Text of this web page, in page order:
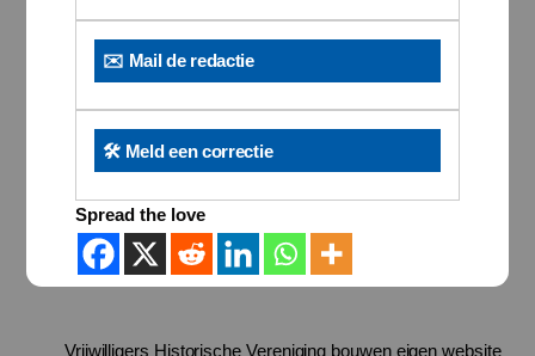
✉️ Mail de redactie
🛠️ Meld een correctie
Spread the love
Vrijwilligers Historische Vereniging bouwen eigen website